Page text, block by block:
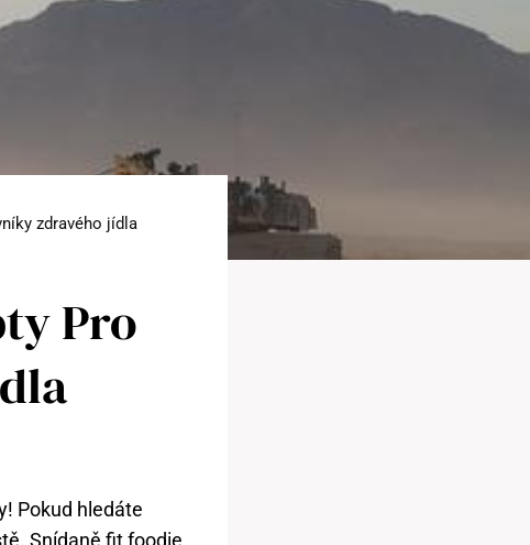
zdravého jídla
Pro
Pokud hledáte
Snídaně fit foodie